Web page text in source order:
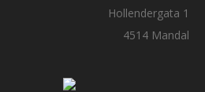
Hollendergata 1
4514 Mandal